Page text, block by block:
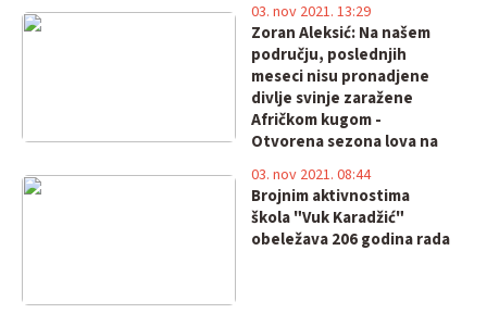
Zoran Aleksić: Na našem
području, poslednjih
meseci nisu pronadjene
divlje svinje zaražene
Afričkom kugom -
Otvorena sezona lova na
03. nov 2021. 13:29
Brojnim aktivnostima
škola "Vuk Karadžić"
obeležava 206 godina rada
03. nov 2021. 08:44